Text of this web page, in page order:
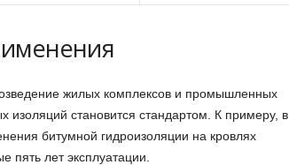
жилых комплексов и промышленных
изоляций становится стандартом. К примеру, в
битумной гидроизоляции на кровлях
пять лет эксплуатации.